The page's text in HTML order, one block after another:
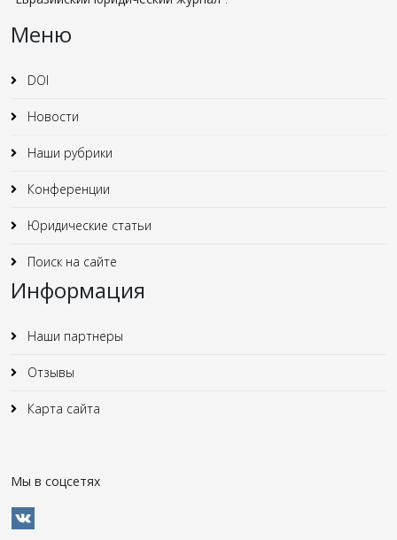
Меню
DOI
Новости
Наши рубрики
Конференции
Юридические статьи
Поиск на сайте
Информация
Наши партнеры
Отзывы
Карта сайта
Мы в соцсетях